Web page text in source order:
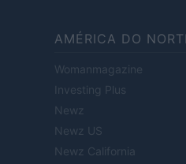
AMÉRICA DO
Womanmagazine
Investing Plus
Newz
Newz US
Newz California